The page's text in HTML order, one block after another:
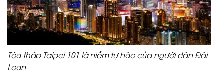
Tòa tháp Taipei 101 là niềm tự hào của người dân Đài
Loan